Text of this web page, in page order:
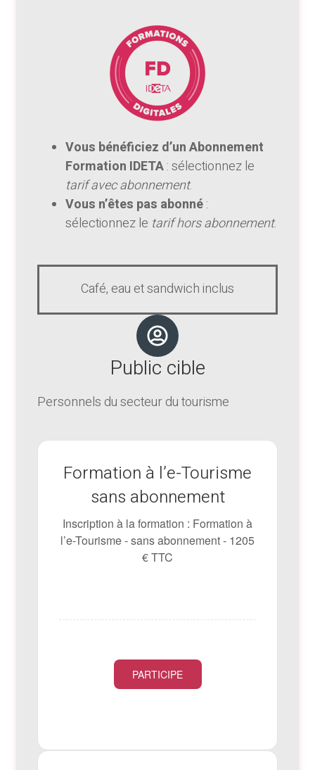
Vous bénéficiez d’un Abonnement
Formation IDETA: sélectionnez le
tarif avec abonnement.
Vous n’êtes pas abonné:
sélectionnez le tarif hors abonnement.
Café, eau et sandwich inclus
Public cible
Personnels du secteur du tourisme
Formation à l’e-Tourisme
sans abonnement
Inscription à la formation : Formation à
l’e-Tourisme - sans abonnement - 1205
€ TTC
PARTICIPE